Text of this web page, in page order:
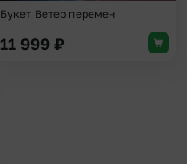
Букет Ветер перемен
11 999 ₽